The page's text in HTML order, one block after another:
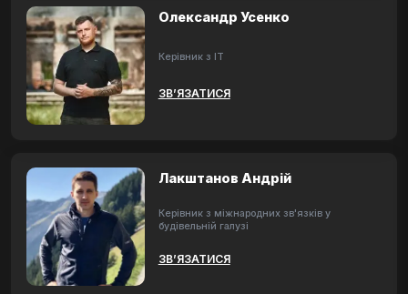
Олександр Усенко
Керівник з ІТ
ЗВ’ЯЗАТИСЯ
Лакштанов Андрій
Керівник з міжнародних зв'язків у
будівельній галузі
ЗВ’ЯЗАТИСЯ